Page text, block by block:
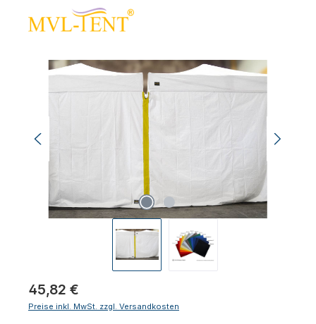
Bildergalerie überspringen
Regulärer Preis:
45,82 €
Preise inkl. MwSt. zzgl. Versandkosten